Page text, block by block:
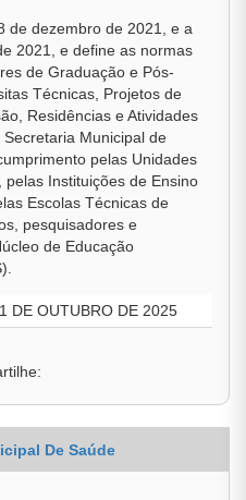
de dezembro de 2021, e a
2021, e define as normas
de Graduação e Pós-
Técnicas, Projetos de
Residências e Atividades
Municipal de
pelas Unidades
Instituições de Ensino
Escolas Técnicas de
pesquisadores e
de Educação
DE OUTUBRO DE 2025
De Saúde